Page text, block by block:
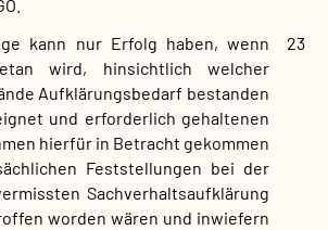
23
kann nur Erfolg haben, wenn
wird, hinsichtlich welcher
Aufklärungsbedarf bestanden
und erforderlich gehaltenen
hierfür in Betracht gekommen
Feststellungen bei der
Sachverhaltsaufklärung
worden wären und inwiefern